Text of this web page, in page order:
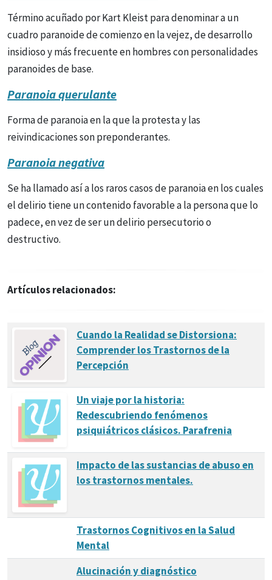
Término acuñado por Kart Kleist para denominar a un
cuadro paranoide de comienzo en la vejez, de desarrollo
insidioso y más frecuente en hombres con personalidades
paranoides de base.
Paranoia querulante
Forma de paranoia en la que la protesta y las
reivindicaciones son preponderantes.
Paranoia negativa
Se ha llamado así a los raros casos de paranoia en los cuales
el delirio tiene un contenido favorable a la persona que lo
padece, en vez de ser un delirio persecutorio o
destructivo.
Artículos relacionados:
Cuando la Realidad se Distorsiona:
Comprender los Trastornos de la
Percepción
Un viaje por la historia:
Redescubriendo fenómenos
psiquiátricos clásicos. Parafrenia
Impacto de las sustancias de abuso en
los trastornos mentales.
Trastornos Cognitivos en la Salud
Mental
Alucinación y diagnóstico